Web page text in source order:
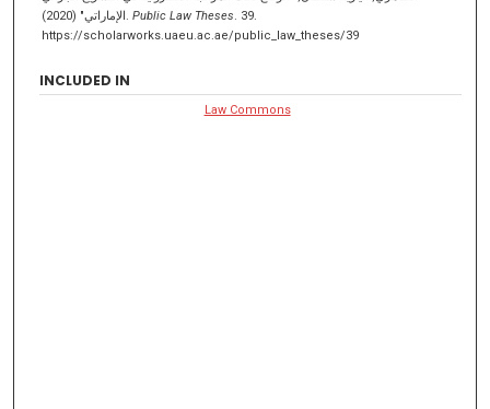
الإماراتي" (2020). Public Law Theses. 39.
https://scholarworks.uaeu.ac.ae/public_law_theses/39
INCLUDED IN
Law Commons